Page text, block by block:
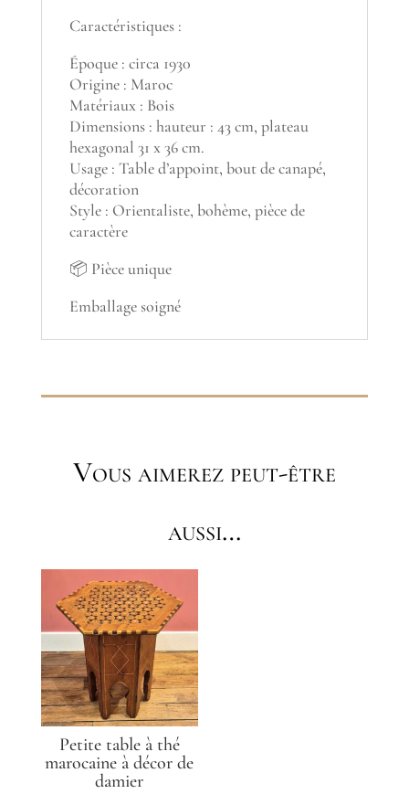
Caractéristiques :
Époque : circa 1930
Origine : Maroc
Matériaux : Bois
Dimensions : hauteur : 43 cm, plateau
hexagonal 31 x 36 cm.
Usage : Table d’appoint, bout de canapé,
décoration
Style : Orientaliste, bohème, pièce de
caractère
📦 Pièce unique
Emballage soigné
Vous aimerez peut-être
aussi…
Petite table à thé
marocaine à décor de
damier